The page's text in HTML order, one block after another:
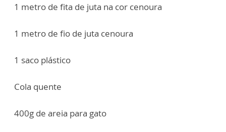
1 metro de fita de juta na cor cenoura
1 metro de fio de juta cenoura
1 saco plástico
Cola quente
400g de areia para gato